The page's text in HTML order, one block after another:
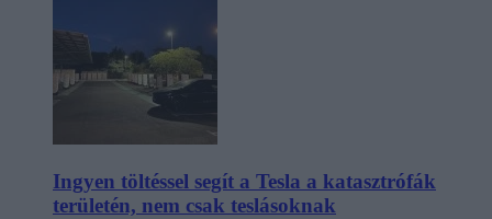
Ingyen töltéssel segít a Tesla a katasztrófák
területén, nem csak teslásoknak